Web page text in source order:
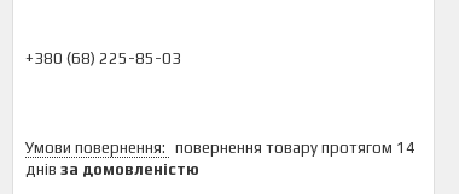
+380 (68) 225-85-03
повернення товару протягом 14
днів за домовленістю